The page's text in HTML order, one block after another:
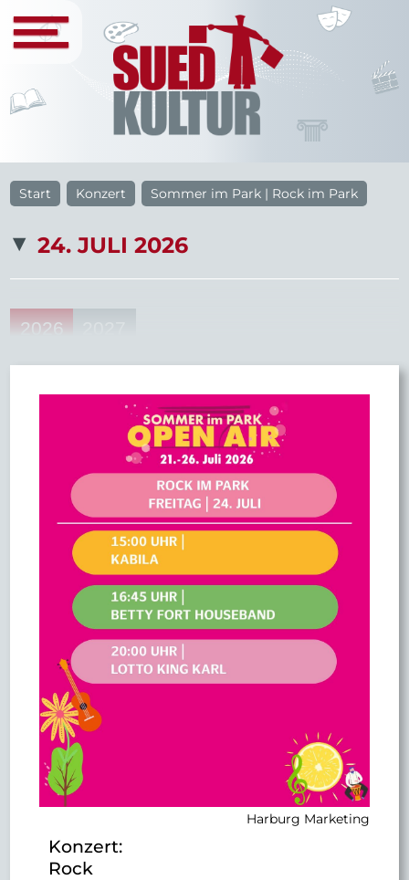
Start Konzert Sommer im Park | Rock im Park
24. JULI 2026
2026
Okt Nov
Harburg Marketing
Konzert:
Rock